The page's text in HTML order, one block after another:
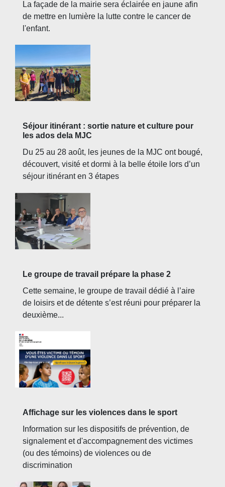
La façade de la mairie sera éclairée en jaune afin
de mettre en lumière la lutte contre le cancer de
l'enfant.
Séjour itinérant : sortie nature et culture pour
les ados dela MJC
Du 25 au 28 août, les jeunes de la MJC ont bougé,
découvert, visité et dormi à la belle étoile lors d’un
séjour itinérant en 3 étapes
Le groupe de travail prépare la phase 2
Cette semaine, le groupe de travail dédié à l’aire
de loisirs et de détente s’est réuni pour préparer la
deuxième...
Affichage sur les violences dans le sport
Information sur les dispositifs de prévention, de
signalement et d'accompagnement des victimes
(ou des témoins) de violences ou de
discrimination